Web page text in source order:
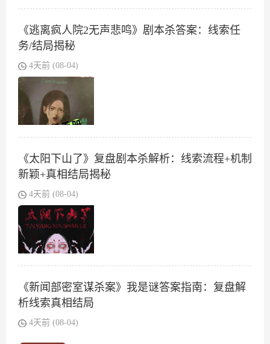
《逃离疯人院2无声悲鸣》剧本杀答案：线索任
务/结局揭秘
4天前 (08-04)
《太阳下山了》复盘剧本杀解析：线索流程+机制
新颖+真相结局揭秘
4天前 (08-04)
《新闻部密室谋杀案》我是谜答案指南：复盘解
析线索真相结局
4天前 (08-04)